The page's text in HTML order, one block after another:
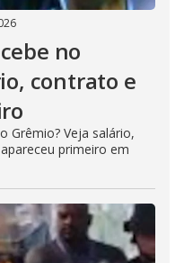
no
contrato e
Grêmio? Veja salário,
primeiro em